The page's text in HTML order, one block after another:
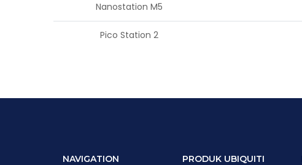
Nanostation M5
Pico Station 2
NAVIGATION PRODUK UBIQUITI